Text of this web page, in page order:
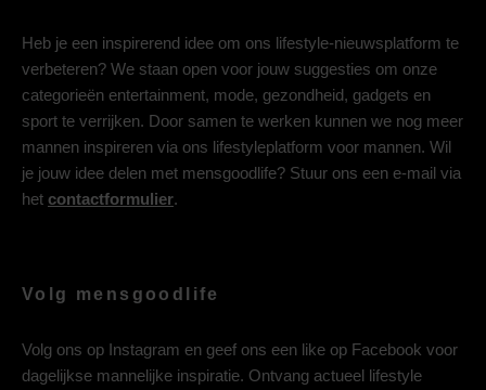
Heb je een inspirerend idee om ons lifestyle-nieuwsplatform te
verbeteren? We staan open voor jouw suggesties om onze
categorieën entertainment, mode, gezondheid, gadgets en
sport te verrijken. Door samen te werken kunnen we nog meer
mannen inspireren via ons lifestyleplatform voor mannen. Wil
je jouw idee delen met mensgoodlife? Stuur ons een e-mail via
het contactformulier.
Volg mensgoodlife
Volg ons op Instagram en geef ons een like op Facebook voor
dagelijkse mannelijke inspiratie. Ontvang actueel lifestyle